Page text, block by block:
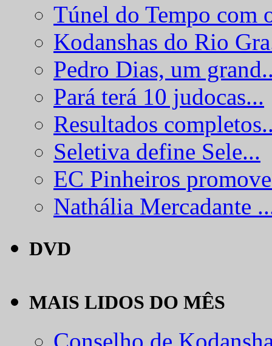
Túnel do Tempo com
Kodanshas do Rio
Pedro Dias, um
Pará terá 10 judocas...
Resultados
Seletiva define Sele...
EC Pinheiros
Nathália Mercadante
DVD
MAIS LIDOS DO MÊS